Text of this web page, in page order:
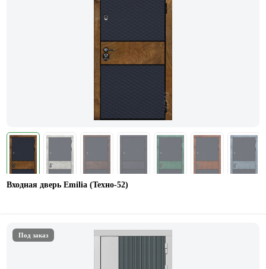
Входная дверь Emilia (Техно-52)
Под заказ